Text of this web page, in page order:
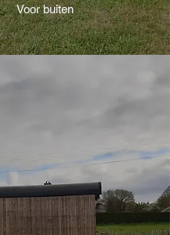
Voor buiten